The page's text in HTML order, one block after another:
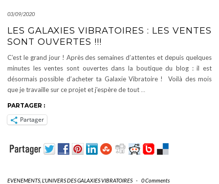
03/09/2020
LES GALAXIES VIBRATOIRES : LES VENTES
SONT OUVERTES !!!
C’est le grand jour ! Après des semaines d’attentes et depuis quelques
minutes les ventes sont ouvertes dans la boutique du blog : il est
désormais possible d’acheter ta Galaxie Vibratoire ! Voilà des mois
que je travaille sur ce projet et j’espère de tout …
PARTAGER :
Partager
EVENEMENTS, L'UNIVERS DES GALAXIES VIBRATOIRES - 0 Comments